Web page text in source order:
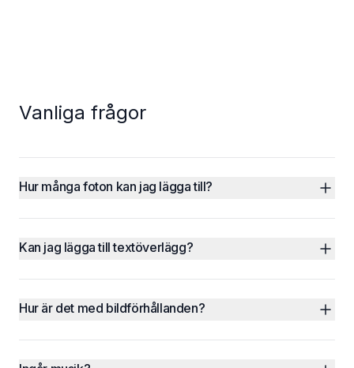
Vanliga frågor
Hur många foton kan jag lägga till?
Kan jag lägga till textöverlägg?
Hur är det med bildförhållanden?